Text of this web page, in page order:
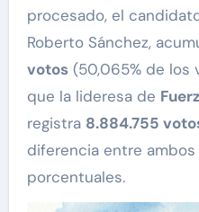
procesado, el
Roberto Sánchez,
votos(50,065% de los
que la lideresa de
registra 8.884.755
diferencia entre
porcentuales.